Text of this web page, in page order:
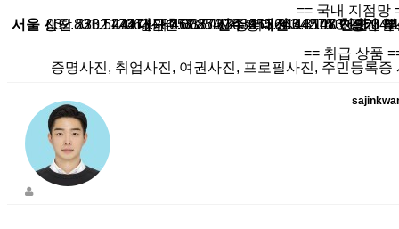
== 국내 지점망
서울 강남 533.5242 건대 462.7737 강서 3663.4575 노량진 813.5879 대학로 747.4789 서울대 875.5870 잠실신천 2202.4747 신촌 335.1121 홍대 3144.1101경기일
032.831.1123대구053.254.3634대전042.483.0353
063.287.0087진주055.743.3107천안
== 취급 상품
증명사진, 취업사진, 여권사진, 프로필사진, 주민등록